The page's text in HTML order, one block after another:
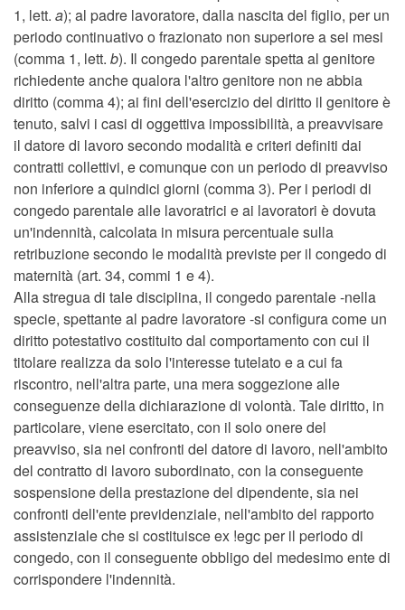
1, lett. a); al padre lavoratore, dalla nascita del figlio, per un
periodo continuativo o frazionato non superiore a sei mesi
(comma 1, lett. b). Il congedo parentale spetta al genitore
richiedente anche qualora l'altro genitore non ne abbia
diritto (comma 4); ai fini dell'esercizio del diritto il genitore è
tenuto, salvi i casi di oggettiva impossibilità, a preavvisare
il datore di lavoro secondo modalità e criteri definiti dai
contratti collettivi, e comunque con un periodo di preavviso
non inferiore a quindici giorni (comma 3). Per i periodi di
congedo parentale alle lavoratrici e ai lavoratori è dovuta
un'indennità, calcolata in misura percentuale sulla
retribuzione secondo le modalità previste per il congedo di
maternità (art. 34, commi 1 e 4).
Alla stregua di tale disciplina, il congedo parentale -nella
specie, spettante al padre lavoratore -si configura come un
diritto potestativo costituito dal comportamento con cui il
titolare realizza da solo l'interesse tutelato e a cui fa
riscontro, nell'altra parte, una mera soggezione alle
conseguenze della dichiarazione di volontà. Tale diritto, in
particolare, viene esercitato, con il solo onere del
preavviso, sia nei confronti del datore di lavoro, nell'ambito
del contratto di lavoro subordinato, con la conseguente
sospensione della prestazione del dipendente, sia nei
confronti dell'ente previdenziale, nell'ambito del rapporto
assistenziale che si costituisce ex !egc per il periodo di
congedo, con il conseguente obbligo del medesimo ente di
corrispondere l'indennità.